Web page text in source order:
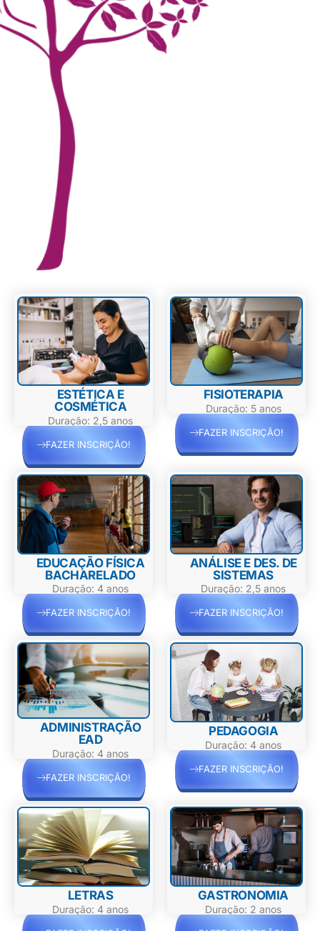
ESTÉTICA E
COSMÉTICA
Duração: 2,5 anos
FAZER INSCRIÇÃO!
FISIOTERAPIA
Duração: 5 anos
FAZER INSCRIÇÃO!
EDUCAÇÃO FÍSICA
BACHARELADO
Duração: 4 anos
FAZER INSCRIÇÃO!
ANÁLISE E DES. DE
SISTEMAS
Duração: 2,5 anos
FAZER INSCRIÇÃO!
ADMINISTRAÇÃO
EAD
Duração: 4 anos
FAZER INSCRIÇÃO!
PEDAGOGIA
Duração: 4 anos
FAZER INSCRIÇÃO!
LETRAS
Duração: 4 anos
GASTRONOMIA
Duração: 2 anos